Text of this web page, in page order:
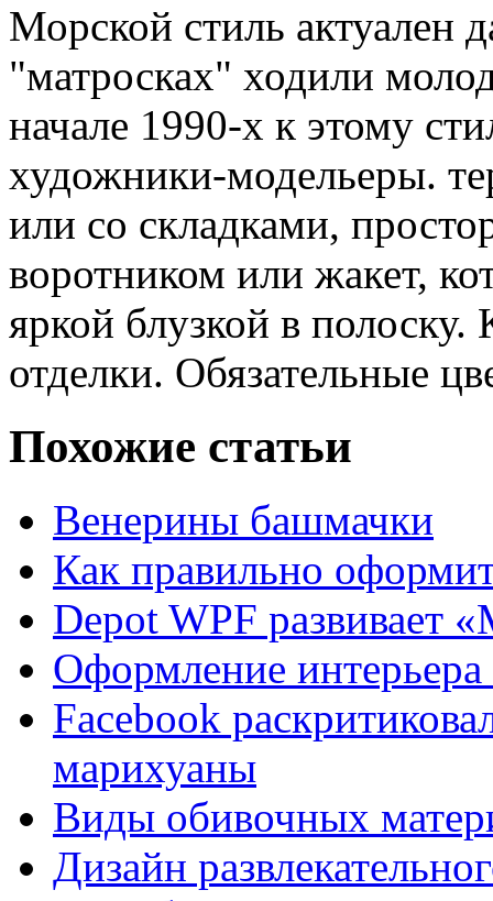
Морской стиль актуален
"матросках" ходили
начале 1990-х к этому
художники-модельеры.
или со складками,
воротником или жакет,
яркой блузкой в полоску.
отделки. Обязательные
Похожие статьи
Венерины башмачки
Как правильно
Depot WPF развивает
Оформление интерьера
Facebook
марихуаны
Виды обивочных
Дизайн